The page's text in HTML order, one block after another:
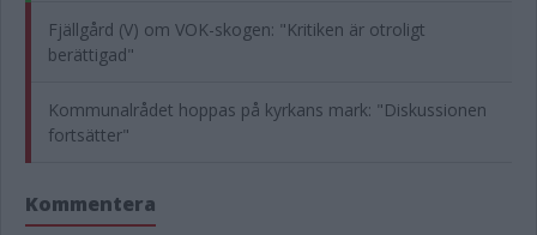
Fjällgård (V) om VOK-skogen: "Kritiken är otroligt
berättigad"
Kommunalrådet hoppas på kyrkans mark: "Diskussionen
fortsätter"
Kommentera